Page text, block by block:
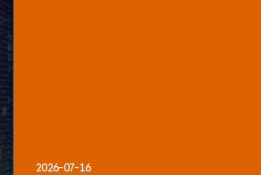
2026-07-16